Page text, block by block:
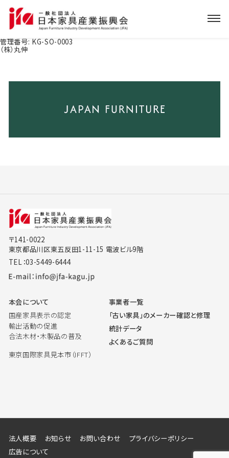
管理番号: KG-SO-0003
（株）丸伸
〒141-0022
東京都品川区東五反田1-11-15 電波ビル9階
TEL：03-5449-6444
本会について
国産家具表示の認定
輸出活動の促進
合法木材・木製品の普及
東京国際家具見本市（IFFT）
事業者一覧
「古い家具」のメーカー確認と修理
統計データ
よくあるご質問
法人概要 お知らせ お問い合わせ
プライバシーポリシー
広告について